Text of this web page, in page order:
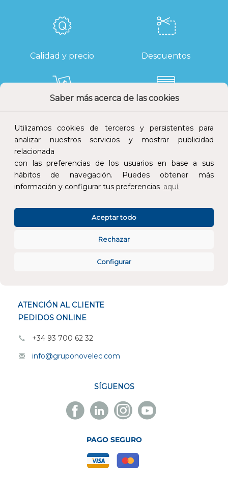
Saber más acerca de las cookies
Utilizamos cookies de terceros y persistentes para
analizar nuestros servicios y mostrar publicidad
relacionada
con las preferencias de los usuarios en base a sus
hábitos de navegación. Puedes obtener más
información y configurar tus preferencias aquí.
Configurar
Rechazar
Aceptar todo
Calidad y precio Descuentos
Atención al cliente
ATENCIÓN AL CLIENTE
PEDIDOS ONLINE
+34 93 700 62 32
info@gruponovelec.com
SÍGUENOS
Facebook
Novelec
Linkedin
Novelec
Instagram
Novelec
Youtube
Novelec
PAGO SEGURO